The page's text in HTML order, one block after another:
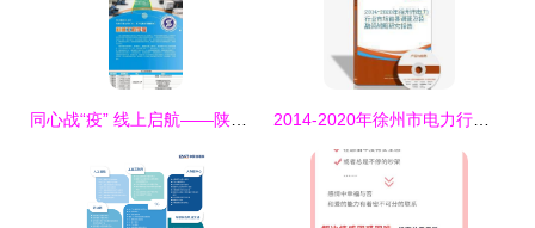
同心战“疫” 线上启航——陕西工业职业技术学院开通招生在线咨询服务 2014-2020年徐州市电力行业市场前景调查及投融资战略研究报告